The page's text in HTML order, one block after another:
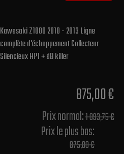
Kawasaki Z1000 2010 - 2013 Ligne
complète d'échappement Collecteur
Silencieux HP1 + dB killer
875,00 €
Prix normal​:1 093,75 €
Prix le plus bas:
875,00 €